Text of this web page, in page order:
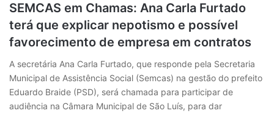
SEMCAS em Chamas: Ana Carla Furtado
terá que explicar nepotismo e possível
favorecimento de empresa em contratos
A secretária Ana Carla Furtado, que responde pela Secretaria
Municipal de Assistência Social (Semcas) na gestão do prefeito
Eduardo Braide (PSD), será chamada para participar de
audiência na Câmara Municipal de São Luís, para dar